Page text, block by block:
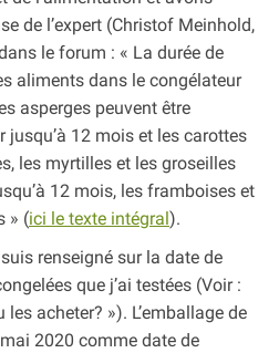
de l’expert (Christof Meinhold,
le forum : « La durée de
aliments dans le congélateur
asperges peuvent être
jusqu’à 12 mois et les carottes
les myrtilles et les groseilles
12 mois, les framboises et
» (ici le texte intégral ).
renseigné sur la date de
que j’ai testées (Voir :
acheter? »). L’emballage de
2020 comme date de